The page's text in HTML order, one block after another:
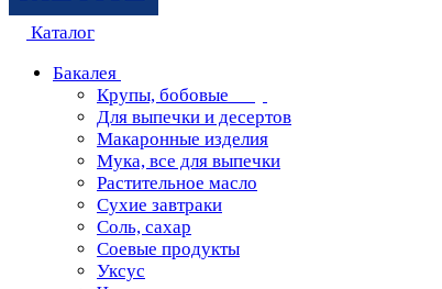
Каталог
Бакалея
Крупы, бобовые
Для выпечки и десертов
Макаронные изделия
Мука, все для выпечки
Растительное масло
Сухие завтраки
Соль, сахар
Соевые продукты
Уксус